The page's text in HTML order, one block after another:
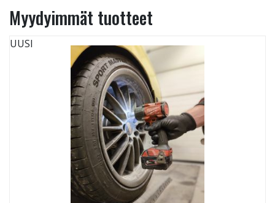
Myydyimmät tuotteet
UUSI